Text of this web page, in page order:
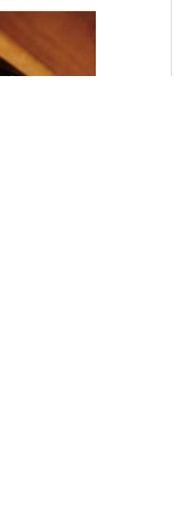
プレミアム 中央
島[※重要]JICC
月14日(月曜日)